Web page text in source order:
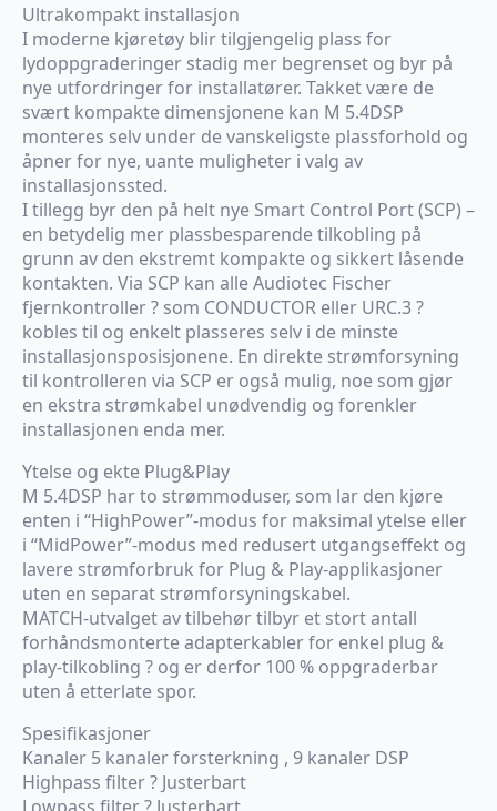
Ultrakompakt installasjon
I moderne kjøretøy blir tilgjengelig plass for
lydoppgraderinger stadig mer begrenset og byr på
nye utfordringer for installatører. Takket være de
svært kompakte dimensjonene kan M 5.4DSP
monteres selv under de vanskeligste plassforhold og
åpner for nye, uante muligheter i valg av
installasjonssted.
I tillegg byr den på helt nye Smart Control Port (SCP) –
en betydelig mer plassbesparende tilkobling på
grunn av den ekstremt kompakte og sikkert låsende
kontakten. Via SCP kan alle Audiotec Fischer
fjernkontroller ? som CONDUCTOR eller URC.3 ?
kobles til og enkelt plasseres selv i de minste
installasjonsposisjonene. En direkte strømforsyning
til kontrolleren via SCP er også mulig, noe som gjør
en ekstra strømkabel unødvendig og forenkler
installasjonen enda mer.
Ytelse og ekte Plug&Play
M 5.4DSP har to strømmoduser, som lar den kjøre
enten i “HighPower”-modus for maksimal ytelse eller
i “MidPower”-modus med redusert utgangseffekt og
lavere strømforbruk for Plug & Play-applikasjoner
uten en separat strømforsyningskabel.
MATCH-utvalget av tilbehør tilbyr et stort antall
forhåndsmonterte adapterkabler for enkel plug &
play-tilkobling ? og er derfor 100 % oppgraderbar
uten å etterlate spor.
Spesifikasjoner
Kanaler 5 kanaler forsterkning , 9 kanaler DSP
Highpass filter ? Justerbart